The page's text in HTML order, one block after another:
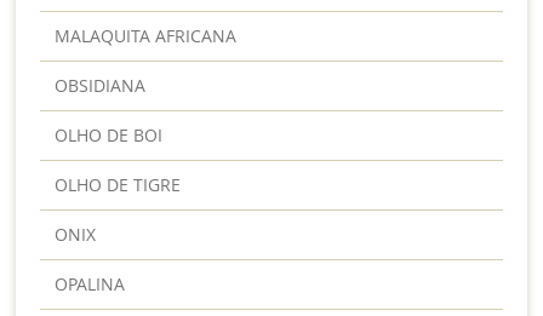
MALAQUITA AFRICANA
OBSIDIANA
OLHO DE BOI
OLHO DE TIGRE
ONIX
OPALINA